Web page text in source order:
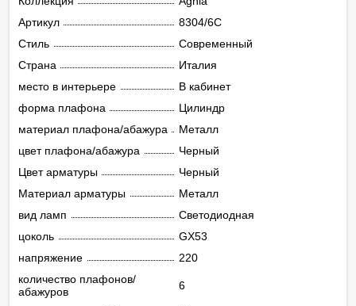
Артикул
8304/6C
Стиль
Современный
Страна
Италия
место в интерьере
В кабинет
форма плафона
Цилиндр
материал плафона/абажура
Металл
цвет плафона/абажура
Черный
Цвет арматуры
Черный
Материал арматуры
Металл
вид ламп
Светодиодная
цоколь
GX53
напряжение
220
количество плафонов/
абажуров
6